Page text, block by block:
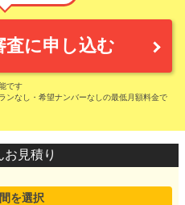
査に申し込む
です
ンなし・希望ナンバーなしの最低月額料金で
お見積り
を選択